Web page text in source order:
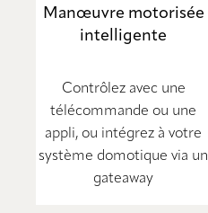
Manœuvre motorisée
intelligente
Contrôlez avec une
télécommande ou une
appli, ou intégrez à votre
système domotique via un
gateaway